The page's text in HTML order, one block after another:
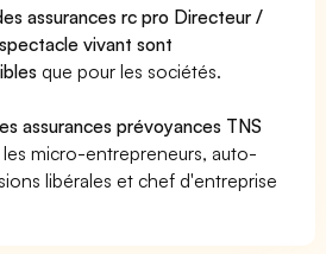
assurances rc pro Directeur /
vivant sont
que pour les sociétés.
assurances prévoyances TNS
micro-entrepreneurs, auto-
libérales et chef d'entreprise